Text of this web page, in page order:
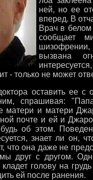
ней, но ее
вперед. В
Врач в белом
сообщает
вызвана
- только не может
оставить ее с
спрашивая:
матери и матери
почте и ей и
об этом.
знает ли он,
что она даже не
друг с другом.
голову на
ей после ранения.